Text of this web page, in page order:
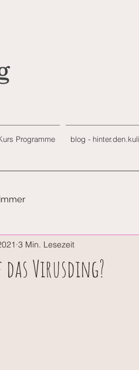
Programme blog -
Virusding?
3 Min. Lesezeit